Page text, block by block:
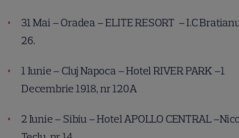
31 Mai – Oradea – ELITE RESORT – I.C
26.
1 Iunie – Cluj Napoca – Hotel RIVER PARK –1
Decembrie 1918, nr 120A
2 Iunie – Sibiu – Hotel APOLLO CENTRAL